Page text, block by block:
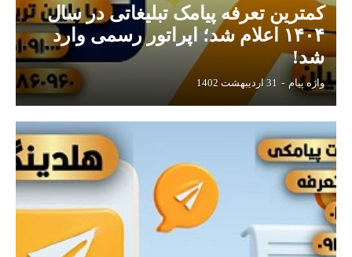
کمترین تعرفه پیامک تبلیغاتی در سال
۱۴۰۴ اعلام شد؛ اپراتور رسمی وارد
شد!
واژه پیام - 31 اردیبهشت 1402